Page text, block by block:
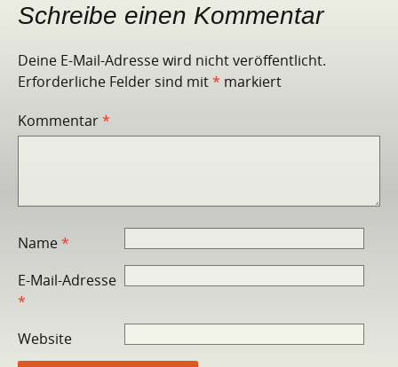
Schreibe einen Kommentar
Deine E-Mail-Adresse wird nicht veröffentlicht.
Erforderliche Felder sind mit* markiert
Kommentar*
Name*
E-Mail-Adresse
*
Website